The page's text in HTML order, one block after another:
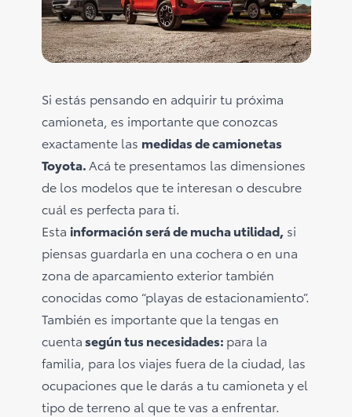
Si estás pensando en adquirir tu próxima
camioneta, es importante que conozcas
exactamente las medidas de camionetas
Toyota. Acá te presentamos las dimensiones
de los modelos que te interesan o descubre
cuál es perfecta para ti.
Esta información será de mucha utilidad, si
piensas guardarla en una cochera o en una
zona de aparcamiento exterior también
conocidas como “playas de estacionamiento”.
También es importante que la tengas en
cuentasegún tus necesidades: para la
familia, para los viajes fuera de la ciudad, las
ocupaciones que le darás a tu camioneta y el
tipo de terreno al que te vas a enfrentar.